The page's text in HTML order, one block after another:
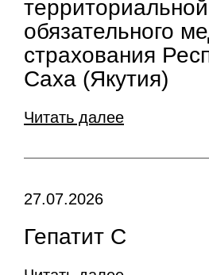
обязательного
страхования
Саха (Якутия)
Читать далее
27.07.2026
Гепатит С